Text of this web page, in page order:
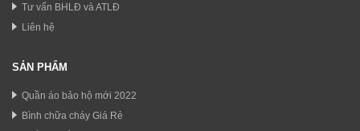
Tư vấn BHLĐ và ATLĐ
Liên hệ
SẢN PHẨM
Quần áo bảo hộ mới 2022
Bình chữa cháy Giá Rẻ